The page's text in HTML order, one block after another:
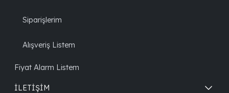
Siparişlerim
Alışveriş Listem
Fiyat Alarm Listem
İLETİŞİM